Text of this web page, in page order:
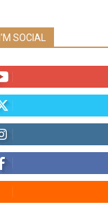
I'M SOCIAL